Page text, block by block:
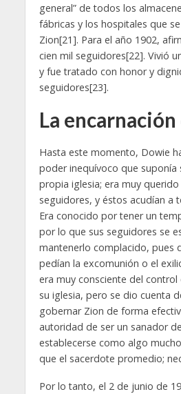
general” de todos los
fábricas y los hospitales que
Zion[21]. Para el año 1902,
cien mil seguidores[22]. Vivió
y fue tratado con honor y
seguidores[23].
La encarnación
Hasta este momento, Dowie
poder inequívoco que suponía
propia iglesia; era muy
seguidores, y éstos acudían a
Era conocido por tener un
por lo que sus seguidores se
mantenerlo complacido, pues
pedían la excomunión o el
era muy consciente del
su iglesia, pero se dio cuenta
gobernar Zion de forma
autoridad de ser un sanador
establecerse como algo
que el sacerdote promedio;
Por lo tanto, el 2 de junio de